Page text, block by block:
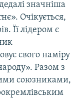
значніша
Очікується,
Її лідером є
свого наміру
Разом з
союзниками,